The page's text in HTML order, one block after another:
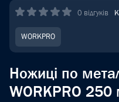
0 відгуків
WORKPRO
Ножиці по
WORKPRO